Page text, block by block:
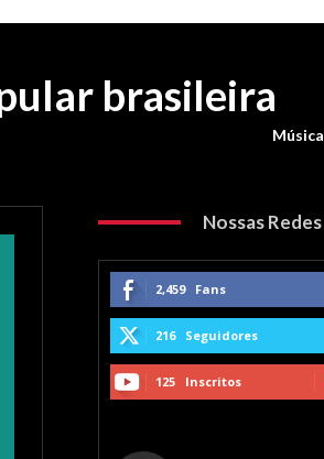
brasileira
Música
Nossas Redes
2,459 Fans
216 Seguidores
125 Inscritos